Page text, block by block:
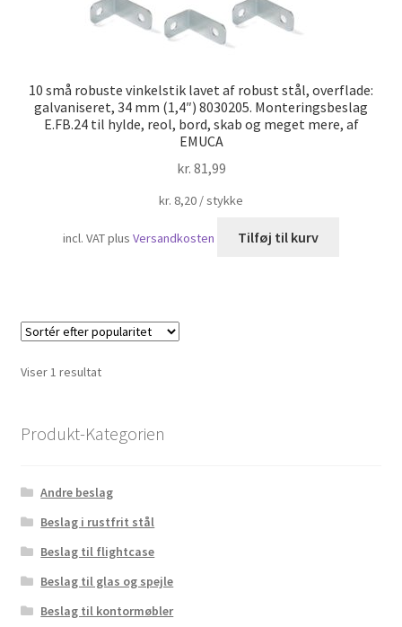
10 små robuste vinkelstik lavet af robust stål, overflade:
galvaniseret, 34 mm (1,4″) 8030205. Monteringsbeslag
E.FB.24 til hylde, reol, bord, skab og meget mere, af
EMUCA
kr. 81,99
kr. 8,20 /stykke
incl. VATplusVersandkosten Tilføj til kurv
Viser 1 resultat
Produkt-Kategorien
Andre beslag
Beslag i rustfrit stål
Beslag til flightcase
Beslag til glas og spejle
Beslag til kontormøbler